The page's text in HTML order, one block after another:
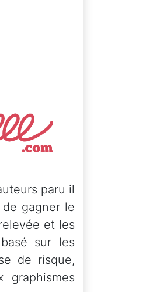
paru il
gagner le
et les
sur les
de risque,